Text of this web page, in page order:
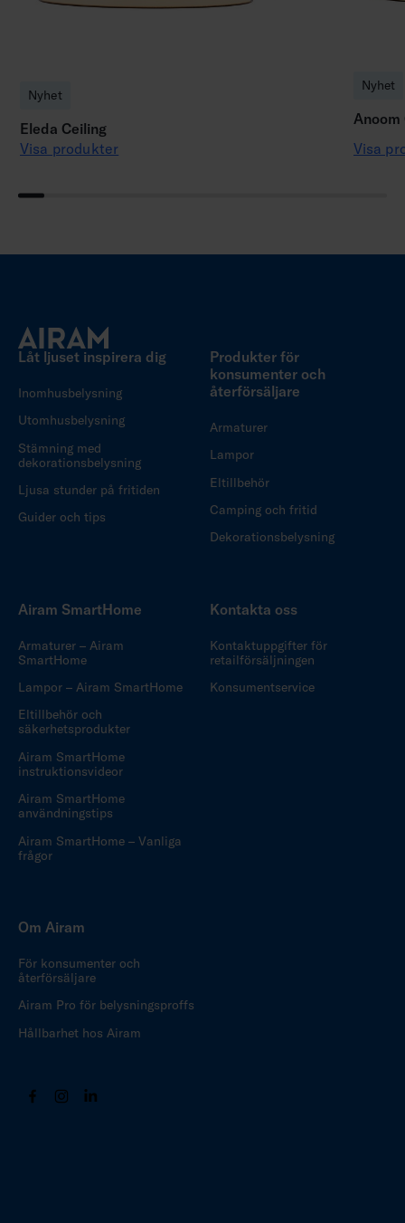
Nyhet
Eleda Ceiling
Visa produkter
Nyhet
Anoom
Visa
Låt ljuset inspirera dig
Inomhusbelysning
Utomhusbelysning
Stämning med
dekorationsbelysning
Ljusa stunder på fritiden
Guider och tips
Produkter för
konsumenter och
återförsäljare
Armaturer
Lampor
Eltillbehör
Camping och fritid
Dekorationsbelysning
Airam SmartHome
Armaturer – Airam
SmartHome
Lampor – Airam SmartHome
Eltillbehör och
säkerhetsprodukter
Airam SmartHome
instruktionsvideor
Airam SmartHome
användningstips
Airam SmartHome – Vanliga
frågor
Kontakta oss
Kontaktuppgifter för
retailförsäljningen
Konsumentservice
Om Airam
För konsumenter och
återförsäljare
Airam Pro för belysningsproffs
Hållbarhet hos Airam